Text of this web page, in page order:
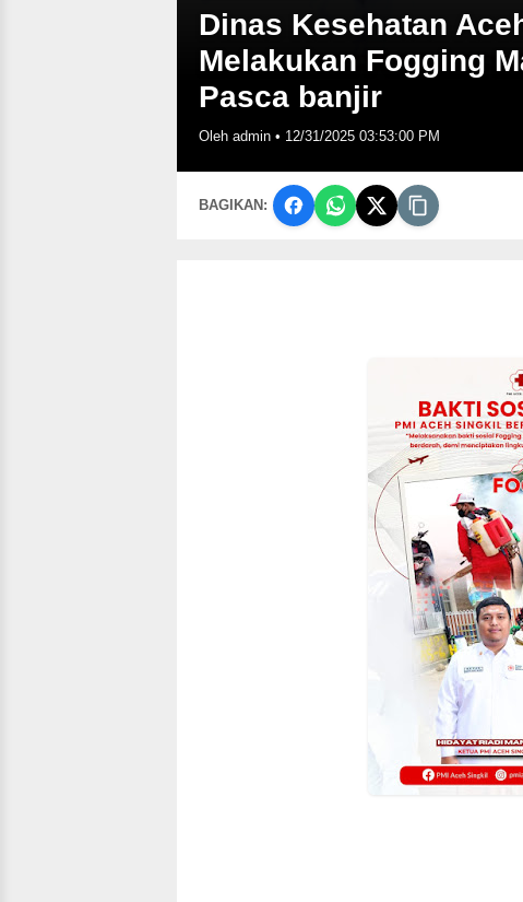
Dinas Kesehatan
Melakukan Fogging
Pasca banjir
Oleh admin • 12/31/2025 03:53:00 PM
BAGIKAN: